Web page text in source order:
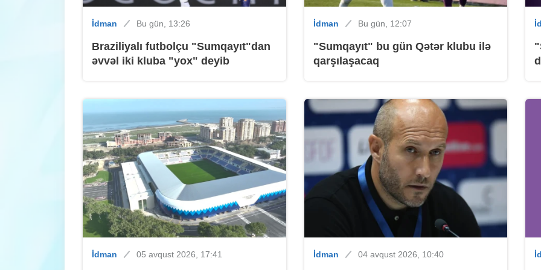
İdman Bu gün, 13:26
Braziliyalı futbolçu "Sumqayıt"dan
əvvəl iki kluba "yox" deyib
İdman Bu gün, 12:07
"Sumqayıt" bu gün Qətər klubu ilə
qarşılaşacaq
İdman 05 avqust 2026, 17:41 İdman 04 avqust 2026, 10:40